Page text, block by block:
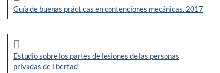
Guía de buenas prácticas en contenciones mecánicas. 2017
Estudio sobre los partes de lesiones de las personas
privadas de libertad